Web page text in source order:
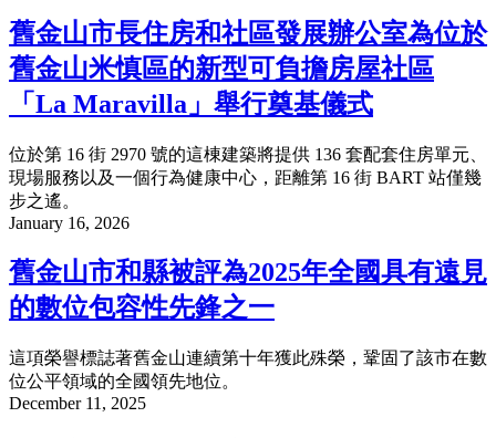
舊金山市長住房和社區發展辦公室為位於
舊金山米慎區的新型可負擔房屋社區
「La Maravilla」舉行奠基儀式
位於第 16 街 2970 號的這棟建築將提供 136 套配套住房單元、
現場服務以及一個行為健康中心，距離第 16 街 BART 站僅幾
步之遙。
January 16, 2026
舊金山市和縣被評為2025年全國具有遠見
的數位包容性先鋒之一
這項榮譽標誌著舊金山連續第十年獲此殊榮，鞏固了該市在數
位公平領域的全國領先地位。
December 11, 2025